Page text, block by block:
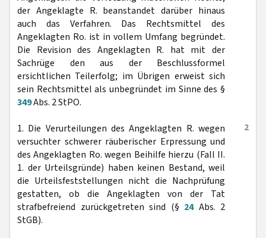
der Angeklagte R. beanstandet darüber hinaus
auch das Verfahren. Das Rechtsmittel des
Angeklagten Ro. ist in vollem Umfang begründet.
Die Revision des Angeklagten R. hat mit der
Sachrüge den aus der Beschlussformel
ersichtlichen Teilerfolg; im Übrigen erweist sich
sein Rechtsmittel als unbegründet im Sinne des §
349Abs. 2 StPO.
2
1. Die Verurteilungen des Angeklagten R. wegen
versuchter schwerer räuberischer Erpressung und
des Angeklagten Ro. wegen Beihilfe hierzu (Fall II.
1. der Urteilsgründe) haben keinen Bestand, weil
die Urteilsfeststellungen nicht die Nachprüfung
gestatten, ob die Angeklagten von der Tat
strafbefreiend zurückgetreten sind (§ 24Abs. 2
StGB).